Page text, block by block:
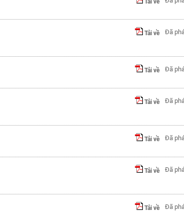
Tải về
Tải về Đã
Tải về Đã
Tải về Đã
Tải về Đã
Tải về Đã
Tải về Đã